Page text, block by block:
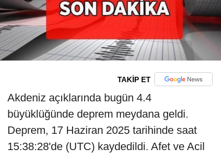
TAKİP ET
Akdeniz açıklarında bugün 4.4
büyüklüğünde deprem meydana geldi.
Deprem, 17 Haziran 2025 tarihinde saat
15:38:28'de (UTC) kaydedildi. Afet ve Acil